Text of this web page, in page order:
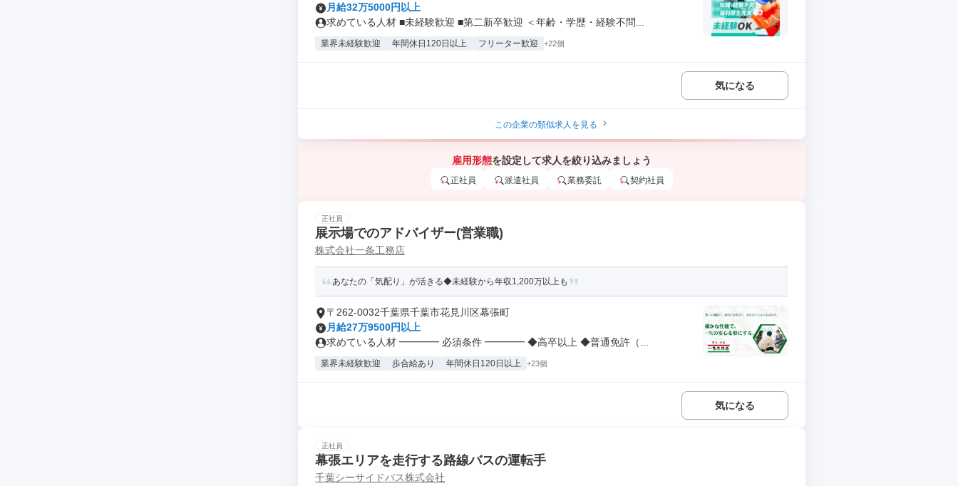
月給32万5000円以上
求めている人材 ■未経験歓迎 ■第二新卒歓迎 ＜年齢・学歴・経験不問...
業界未経験歓迎 年間休日120日以上 フリーター歓迎 +22個
気になる
この企業の類似求人を見る
雇用形態を設定して求人を絞り込みましょう
正社員 派遣社員 業務委託 契約社員
正社員
展示場でのアドバイザー(営業職)
株式会社一条工務店
あなたの「気配り」が活きる◆未経験から年収1,200万以上も
〒262-0032千葉県千葉市花見川区幕張町
月給27万9500円以上
求めている人材 ━━━━ 必須条件 ━━━━ ◆高卒以上 ◆普通免許（...
業界未経験歓迎 歩合給あり 年間休日120日以上 +23個
気になる
正社員
幕張エリアを走行する路線バスの運転手
千葉シーサイドバス株式会社